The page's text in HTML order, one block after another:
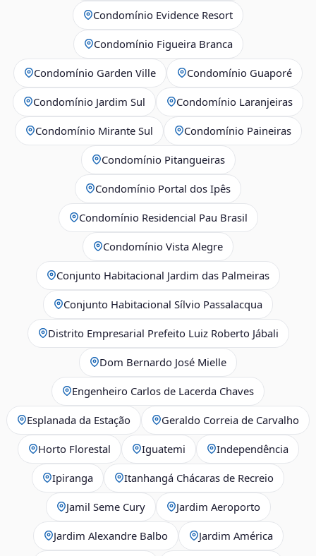
Condomínio Evidence Resort
Condomínio Figueira Branca
Condomínio Garden Ville Condomínio Guaporé
Condomínio Jardim Sul Condomínio Laranjeiras
Condomínio Mirante Sul Condomínio Paineiras
Condomínio Pitangueiras
Condomínio Portal dos Ipês
Condomínio Residencial Pau Brasil
Condomínio Vista Alegre
Conjunto Habitacional Jardim das Palmeiras
Conjunto Habitacional Sílvio Passalacqua
Distrito Empresarial Prefeito Luiz Roberto Jábali
Dom Bernardo José Mielle
Engenheiro Carlos de Lacerda Chaves
Esplanada da Estação Geraldo Correia de Carvalho
Horto Florestal Iguatemi Independência
Ipiranga Itanhangá Chácaras de Recreio
Jamil Seme Cury Jardim Aeroporto
Jardim Alexandre Balbo Jardim América